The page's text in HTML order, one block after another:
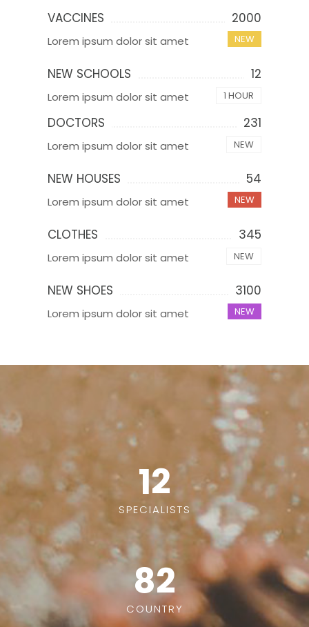
VACCINES 2000
Lorem ipsum dolor sit amet NEW
NEW SCHOOLS 12
Lorem ipsum dolor sit amet 1 HOUR
DOCTORS 231
Lorem ipsum dolor sit amet NEW
NEW HOUSES 54
Lorem ipsum dolor sit amet NEW
CLOTHES 345
Lorem ipsum dolor sit amet NEW
NEW SHOES 3100
Lorem ipsum dolor sit amet NEW
12
SPECIALISTS
82
COUNTRY